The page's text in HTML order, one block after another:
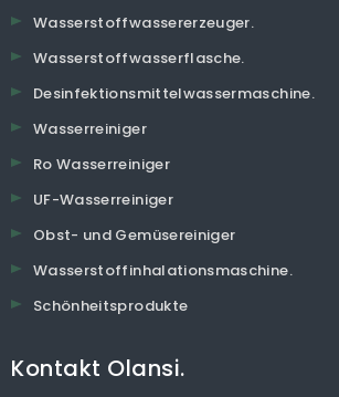
Wasserstoffwassererzeuger.
Wasserstoffwasserflasche.
Desinfektionsmittelwassermaschine.
Wasserreiniger
Ro Wasserreiniger
UF-Wasserreiniger
Obst- und Gemüsereiniger
Wasserstoffinhalationsmaschine.
Schönheitsprodukte
Kontakt Olansi.